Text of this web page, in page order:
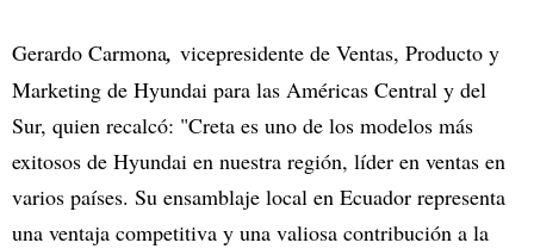
Gerardo Carmona, vicepresidente de Ventas, Producto y
Marketing de Hyundai para las Américas Central y del
Sur, quien recalcó: "Creta es uno de los modelos más
exitosos de Hyundai en nuestra región, líder en ventas en
varios países. Su ensamblaje local en Ecuador representa
una ventaja competitiva y una valiosa contribución a la